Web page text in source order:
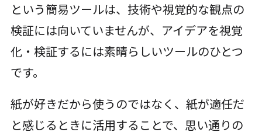
という簡易ツールは、技術や視覚的な観点の
検証には向いていませんが、アイデアを視覚
化・検証するには素晴らしいツールのひとつ
です。
紙が好きだから使うのではなく、紙が適任だ
と感じるときに活用することで、思い通りの